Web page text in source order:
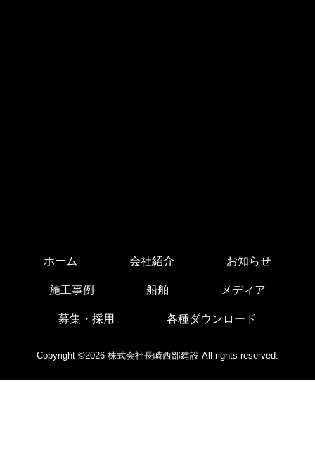
ホーム 会社紹介 お知らせ
施工事例 船舶 メディア
募集・採用 各種ダウンロード
Copyright ©2026 株式会社長崎西部建設 All rights reserved.